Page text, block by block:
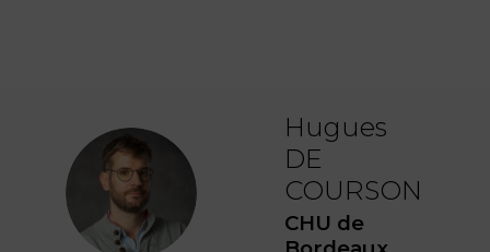
HDC
Hugues
DE
COURSON
CHU de